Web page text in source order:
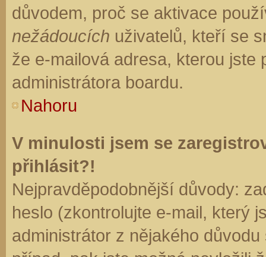
důvodem, proč se aktivace
nežádoucích uživatelů, kteří se
že e-mailová adresa, kterou jste
administrátora boardu.
Nahoru
V minulosti jsem se
přihlásit?!
Nejpravděpodobnější důvody:
heslo (zkontrolujte e-mail, který
administrátor z nějakého